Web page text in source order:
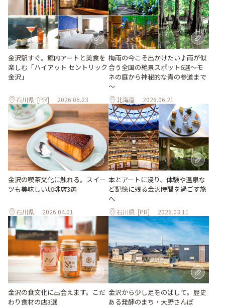
金沢駅すぐ。館内アートと美食を
楽しむ「ハイアット セントリック
金沢」
石川県 [PR] 2026.06.23
梅雨の今こそ出かけたい♪雨が似
合う全国の絶景スポット6選～モ
ネの庭から神秘的な青の参道まで
～
北海道 2026.06.21
金沢の喫茶文化に触れる。スイー
ツも美味しい珈琲店3選
石川県 2026.04.01
本とアートに浸り、体験や温泉な
ど記憶に残る金沢時間を過ごす旅
へ
石川県 [PR] 2026.03.11
金沢の食文化に出会えます。こだ
わり食材の店3選
金沢から少し足をのばして。歴史
ある発酵のまち・大野さんぽ